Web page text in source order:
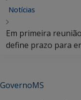
Notícias
Em primeira
define prazo para
GovernoMS